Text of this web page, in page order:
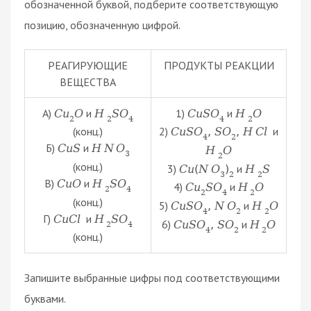
обозначенной буквой, подберите соответствующую
позицию, обозначенную цифрой.
РЕАГИРУЮЩИЕ
ВЕЩЕСТВА
ПРОДУКТЫ РЕАКЦИИ
А)Cu2O и H 2SO4
(конц.)
Б) CuS и HNO3
(конц.)
В)CuO иH 2SO4
(конц.)
Г) CuCl и H 2SO4
(конц.)
1)CuSO4 и H 2O
2)CuSO4, SO2, H Cl и
H 2O
3)Cu(NO3)2 и H 2S
4) Cu2SO4 и H 2O
5)CuSO4, NO2 иH 2O
6) CuSO4, SO2 и H 2O
Запишите выбранные цифры под соответствующими
буквами.